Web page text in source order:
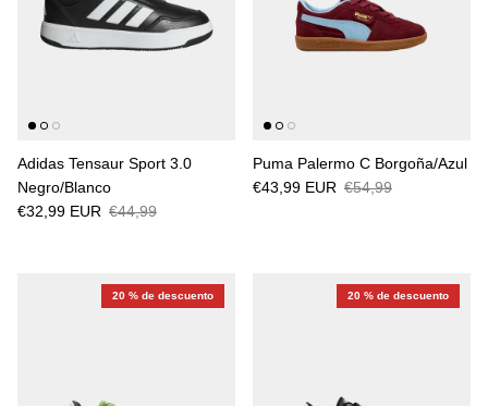
Adidas Tensaur Sport 3.0
Negro/Blanco
€32,99 EUR €44,99
Puma Palermo C Borgoña/Azul
€43,99 EUR €54,99
20 % de descuento 20 % de descuento